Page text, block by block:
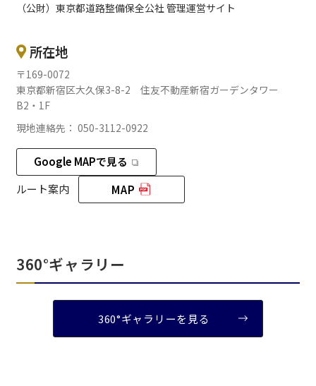
（公財）東京都道路整備保全公社 管理運営サイト
所在地
〒169-0072
東京都新宿区大久保3-8-2 住友不動産新宿ガーデンタワー
B2・1F
現地連絡先： 050-3112-0922
Google MAPで見る
ルート案内
MAP
360°ギャラリー
360°ギャラリーを見る